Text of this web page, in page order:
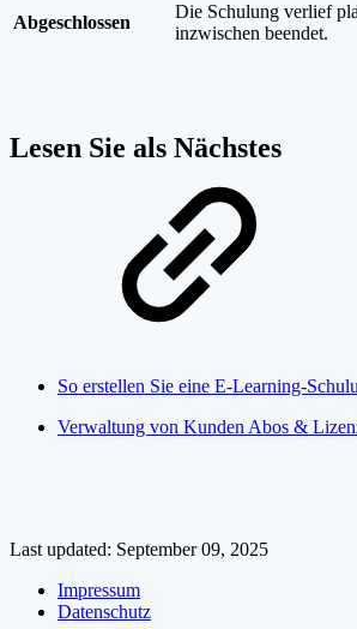
Abgeschlossen
Die Schulung verlief
inzwischen beendet.
Lesen Sie als Nächstes
So erstellen Sie eine E-Learning-
Verwaltung von Kunden Abos &
Last updated: September 09, 2025
Impressum
Datenschutz